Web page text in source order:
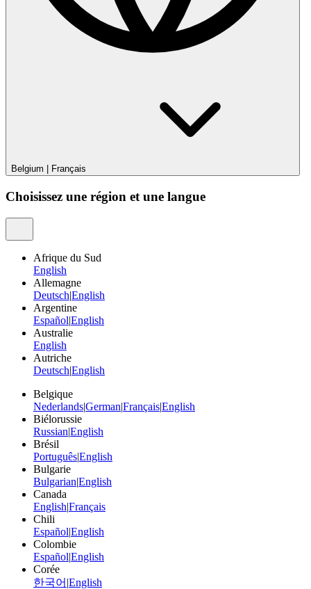
Belgium Français
Choisissez une région et une langue
Afrique du Sud
English
Allemagne
Deutsch|English
Argentine
Español|English
Australie
English
Autriche
Deutsch|English
Belgique
Nederlands|German|Français|English
Biélorussie
Russian|English
Brésil
Português|English
Bulgarie
Bulgarian|English
Canada
English|Français
Chili
Español|English
Colombie
Español|English
Corée
한국어 |English